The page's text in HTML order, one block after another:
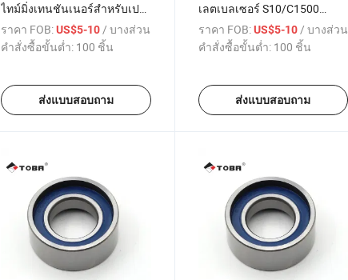
ไทม์มิ่งเทนชันเนอร์สำหรับเปอ
โยต์
1007/106/206/306/307/Bipper/Partner
ราคา FOB: US$5-10 / บางส่วน
คำสั่งซื้อขั้นต่ำ: 100 ชิ้น
ส่งแบบสอบถาม
เลตเบลเซอร์ S10/C1500
ปิกอัพ 4.3/Suburban 5.7 1994-
2005 10239670 12456152
ราคา FOB: US$5-10/ บางส่วน
คำสั่งซื้อขั้นต่ำ: 100 ชิ้น
ส่งแบบสอบถาม